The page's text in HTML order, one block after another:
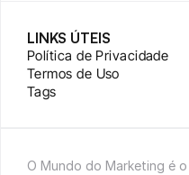
LINKS ÚTEIS
Política de Privacidade
Termos de Uso
Tags
O Mundo do Marketing é